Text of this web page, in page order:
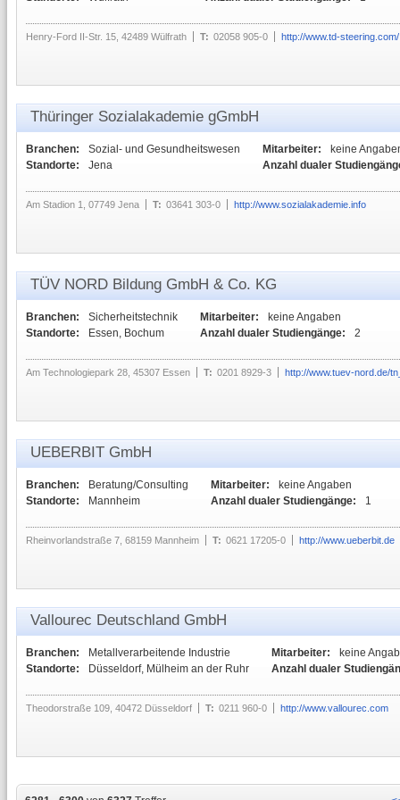
Henry-Ford II-Str. 15, 42489 Wülfrath T: 02058 905-0 http://www.td-steering.com/
Thüringer Sozialakademie gGmbH
Branchen:
Sozial- und Gesundheitswesen
Standorte:
Jena
Mitarbeiter:
keine
Anzahl dualer
Am Stadion 1, 07749 Jena T: 03641 303-0 http://www.sozialakademie.info
TÜV NORD Bildung GmbH & Co. KG
Branchen:
Sicherheitstechnik
Standorte:
Essen, Bochum
Mitarbeiter:
keine Angaben
Anzahl dualer Studiengänge:
2
Am Technologiepark 28, 45307 Essen T: 0201 8929-3 http://www.tuev-nord.de/
UEBERBIT GmbH
Branchen:
Beratung/Consulting
Standorte:
Mannheim
Mitarbeiter:
keine Angaben
Anzahl dualer Studiengänge:
1
Rheinvorlandstraße 7, 68159 Mannheim T: 0621 17205-0 http://www.ueberbit.de
Vallourec Deutschland GmbH
Branchen:
Metallverarbeitende Industrie
Standorte:
Düsseldorf, Mülheim an der Ruhr
Mitarbeiter:
keine
Anzahl dualer
Theodorstraße 109, 40472 Düsseldorf T: 0211 960-0 http://www.vallourec.com